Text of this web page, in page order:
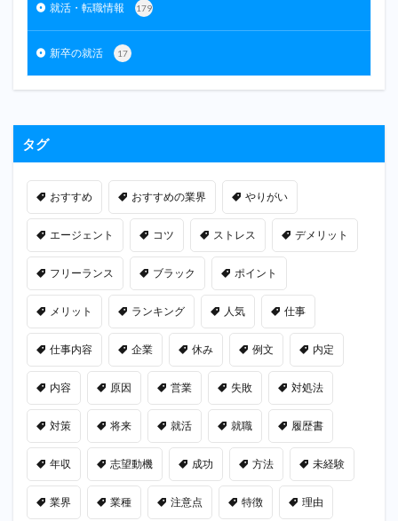
就活・転職情報 179
新卒の就活 17
タグ
おすすめ おすすめの業界 やりがい
エージェント コツ ストレス デメリット
フリーランス ブラック ポイント
メリット ランキング 人気 仕事
仕事内容 企業 休み 例文 内定
内容 原因 営業 失敗 対処法
対策 将来 就活 就職 履歴書
年収 志望動機 成功 方法 未経験
業界 業種 注意点 特徴 理由